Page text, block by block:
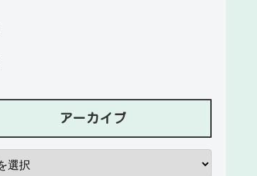
アーカイブ